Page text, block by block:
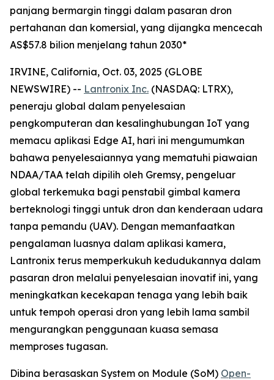
panjang bermargin tinggi dalam pasaran dron
pertahanan dan komersial, yang dijangka mencecah
AS$57.8 bilion menjelang tahun 2030*
IRVINE, California, Oct. 03, 2025 (GLOBE
NEWSWIRE) -- Lantronix Inc. (NASDAQ: LTRX),
peneraju global dalam penyelesaian
pengkomputeran dan kesalinghubungan IoT yang
memacu aplikasi Edge AI, hari ini mengumumkan
bahawa penyelesaiannya yang mematuhi piawaian
NDAA/TAA telah dipilih oleh Gremsy, pengeluar
global terkemuka bagi penstabil gimbal kamera
berteknologi tinggi untuk dron dan kenderaan udara
tanpa pemandu (UAV). Dengan memanfaatkan
pengalaman luasnya dalam aplikasi kamera,
Lantronix terus memperkukuh kedudukannya dalam
pasaran dron melalui penyelesaian inovatif ini, yang
meningkatkan kecekapan tenaga yang lebih baik
untuk tempoh operasi dron yang lebih lama sambil
mengurangkan penggunaan kuasa semasa
memproses tugasan.
Dibina berasaskan System on Module (SoM) Open-